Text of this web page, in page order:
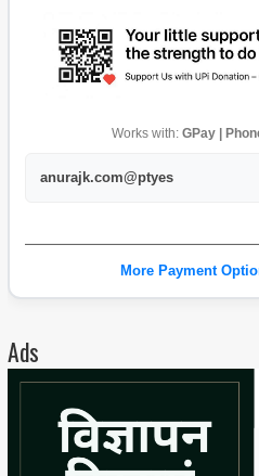
Works with: GPay |
anurajk.com@ptyes
More Payment
Ads